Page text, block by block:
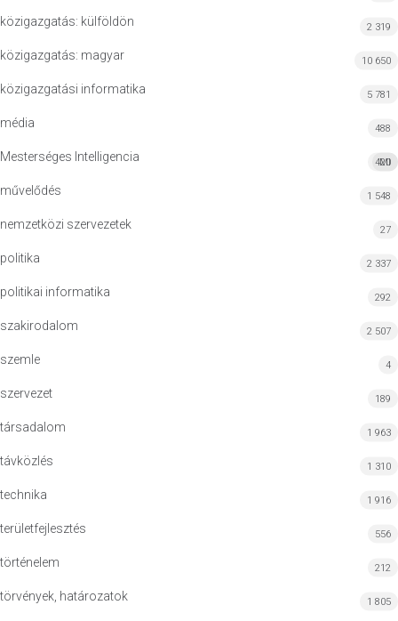
közigazgatás: külföldön 2 319
közigazgatás: magyar 10 650
közigazgatási informatika 5 781
média 488
Mesterséges Intelligencia MI
420
művelődés 1 548
nemzetközi szervezetek 27
politika 2 337
politikai informatika 292
szakirodalom 2 507
szemle 4
szervezet 189
társadalom 1 963
távközlés 1 310
technika 1 916
területfejlesztés 556
történelem 212
törvények, határozatok 1 805